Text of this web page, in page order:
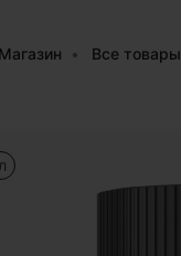
Магазин Все товары